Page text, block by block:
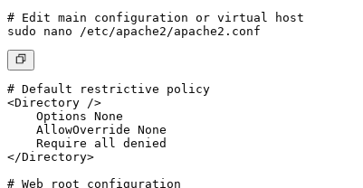
# Edit main configuration or virtual host
# Default restrictive policy
<Directory />
    Options None
    AllowOverride None
    Require all denied
</Directory>
# Web root configuration